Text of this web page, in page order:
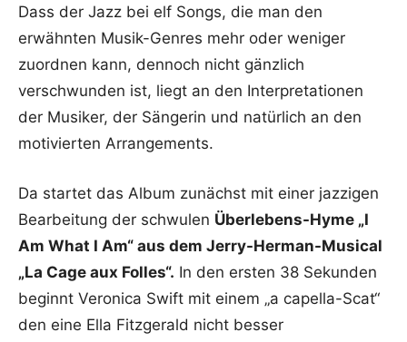
Dass der Jazz bei elf Songs, die man den
erwähnten Musik-Genres mehr oder weniger
zuordnen kann, dennoch nicht gänzlich
verschwunden ist, liegt an den Interpretationen
der Musiker, der Sängerin und natürlich an den
motivierten Arrangements.
Da startet das Album zunächst mit einer jazzigen
Bearbeitung der schwulen Überlebens-Hyme „I
Am What I Am“ aus dem Jerry-Herman-Musical
„La Cage aux Folles“. In den ersten 38 Sekunden
beginnt Veronica Swift mit einem „a capella-Scat“
den eine Ella Fitzgerald nicht besser